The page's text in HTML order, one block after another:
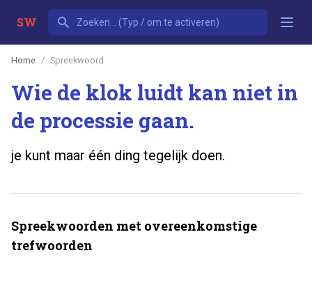
SW
Home Spreekwoord
Wie de klok luidt kan niet in
de processie gaan.
je kunt maar één ding tegelijk doen.
Spreekwoorden met overeenkomstige
trefwoorden